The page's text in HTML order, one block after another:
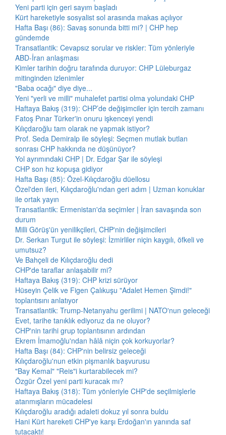
Yeni parti için geri sayım başladı
Kürt hareketiyle sosyalist sol arasında makas açılıyor
Hafta Başı (86): Savaş sonunda bitti mi? | CHP hep
gündemde
Transatlantik: Cevapsız sorular ve riskler: Tüm yönleriyle
ABD-İran anlaşması
Kimler tarihin doğru tarafında duruyor: CHP Lüleburgaz
mitinginden izlenimler
"Baba ocağı" diye diye...
Yeni "yerli ve milli" muhalefet partisi olma yolundaki CHP
Haftaya Bakış (319): CHP’de değişimciler için tercih zamanı
Fatoş Pınar Türker'in onuru işkenceyi yendi
Kılıçdaroğlu tam olarak ne yapmak istiyor?
Prof. Seda Demiralp ile söyleşi: Seçmen mutlak butlan
sonrası CHP hakkında ne düşünüyor?
Yol ayrımındaki CHP | Dr. Edgar Şar ile söyleşi
CHP son hız kopuşa gidiyor
Hafta Başı (85): Özel-Kılıçdaroğlu düellosu
Özel'den ileri, Kılıçdaroğlu'ndan geri adım | Uzman konuklar
ile ortak yayın
Transatlantik: Ermenistan'da seçimler | İran savaşında son
durum
Milli Görüş'ün yenilikçileri, CHP'nin değişimcileri
Dr. Serkan Turgut ile söyleşi: İzmirliler niçin kaygılı, öfkeli ve
umutsuz?
Ve Bahçeli de Kılıçdaroğlu dedi
CHP'de taraflar anlaşabilir mi?
Haftaya Bakış (319): CHP krizi sürüyor
Hüseyin Çelik ve Figen Çalıkuşu "Adalet Hemen Şimdi!"
toplantısını anlatıyor
Transatlantik: Trump-Netanyahu gerilimi | NATO'nun geleceği
Evet, tarihe tanıklık ediyoruz da ne oluyor?
CHP'nin tarihi grup toplantısının ardından
Ekrem İmamoğlu'ndan hâlâ niçin çok korkuyorlar?
Hafta Başı (84): CHP'nin belirsiz geleceği
Kılıçdaroğlu'nun etkin pişmanlık başvurusu
"Bay Kemal" "Reis"i kurtarabilecek mi?
Özgür Özel yeni parti kuracak mı?
Haftaya Bakış (318): Tüm yönleriyle CHP'de seçilmişlerle
atanmışların mücadelesi
Kılıçdaroğlu aradığı adaleti dokuz yıl sonra buldu
Hani Kürt hareketi CHP'ye karşı Erdoğan'ın yanında saf
tutacaktı!